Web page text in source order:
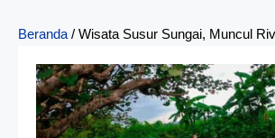
Beranda / Wisata Susur Sungai, Muncul